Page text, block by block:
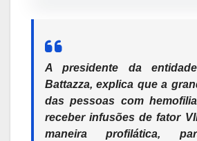
A presidente da
Battazza, explica que a
das pessoas com
receber infusões de fator
maneira profilática,